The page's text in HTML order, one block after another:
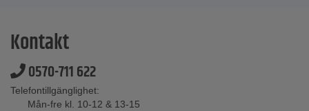
Kontakt
0570-711 622
Telefontillgänglighet:
Mån-fre kl. 10-12 & 13-15